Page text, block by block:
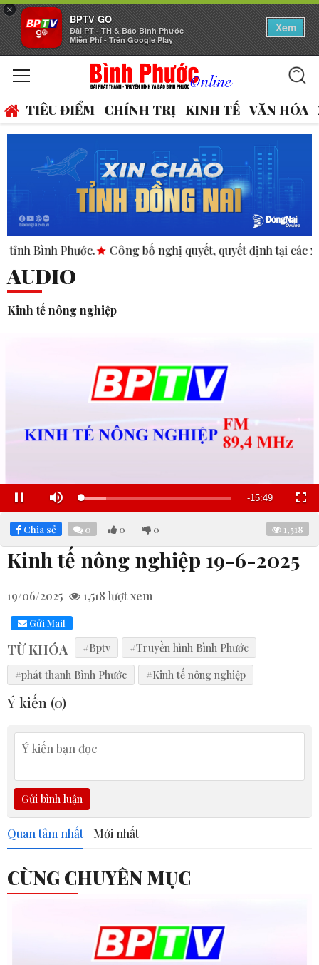
×
BPTV GO
Đài PT - TH & Báo Bình Phước
Miễn Phí - Trên Google Play
Xem
TIÊU ĐIỂM CHÍNH TRỊ KINH TẾ VĂN HÓA
Phước. Công bố nghị quyết, quyết định tại các xã, phường.
AUDIO
Kinh tế nông nghiệp
Pause Mute Loaded:
21.87%
Remaining
Time
-15:48
Chia sẻ 0 0 0 1,518
Kinh tế nông nghiệp 19-6-2025
19/06/2025 1,518 lượt xem
Gửi Mail
TỪ KHÓA #Bptv
#Truyền hình Bình Phước
#phát thanh Bình Phước
#Kinh tế nông nghiệp
Ý kiến (0)
Gửi bình luận
Quan tâm nhất Mới nhất
CÙNG CHUYÊN MỤC